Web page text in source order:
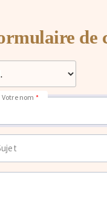
de
Votre nom